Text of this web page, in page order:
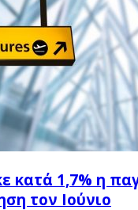
κατά 1,7% η
τον Ιούνιο